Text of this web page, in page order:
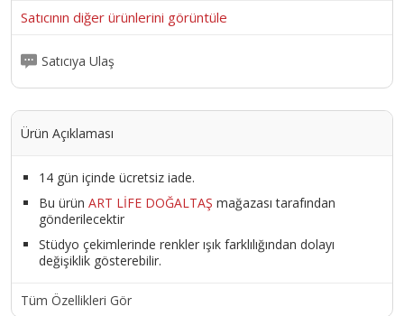
Satıcının diğer ürünlerini görüntüle
Satıcıya Ulaş
Ürün Açıklaması
14 gün içinde ücretsiz iade.
Bu ürün ART LİFE DOĞALTAŞ mağazası tarafından
gönderilecektir
Stüdyo çekimlerinde renkler ışık farklılığından dolayı
değişiklik gösterebilir.
Tüm Özellikleri Gör